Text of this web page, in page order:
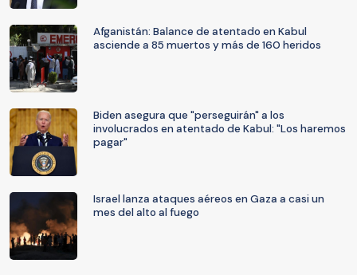
Afganistán: Balance de atentado en Kabul
asciende a 85 muertos y más de 160 heridos
Biden asegura que "perseguirán" a los
involucrados en atentado de Kabul: "Los haremos
pagar"
Israel lanza ataques aéreos en Gaza a casi un
mes del alto al fuego